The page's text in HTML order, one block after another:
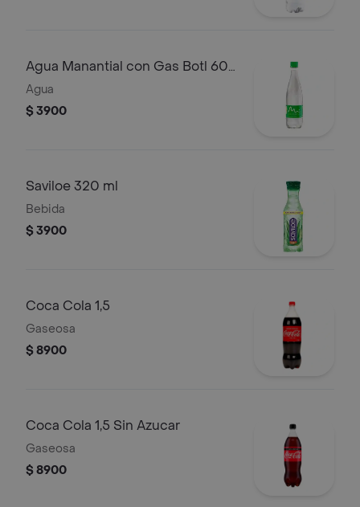
Agua Manantial con Gas Botl 600
ml
Agua
$ 3900
Saviloe 320 ml
Bebida
$ 3900
Coca Cola 1,5
Gaseosa
$ 8900
Coca Cola 1,5 Sin Azucar
Gaseosa
$ 8900